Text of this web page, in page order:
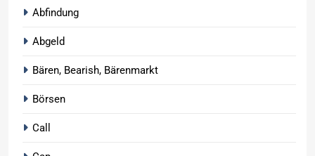
Abfindung
Abgeld
Bären, Bearish, Bärenmarkt
Börsen
Call